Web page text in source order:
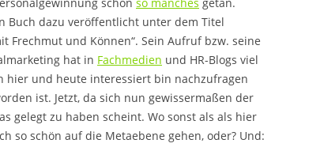
schon so manches getan.
Buch dazu veröffentlicht unter dem Titel
Frechmut und Können“. Sein Aufruf bzw. seine
hat in Fachmedien und HR-Blogs viel
hier und heute interessiert bin nachzufragen
ist. Jetzt, da sich nun gewissermaßen der
gelegt zu haben scheint. Wo sonst als als hier
so schön auf die Metaebene gehen, oder? Und: